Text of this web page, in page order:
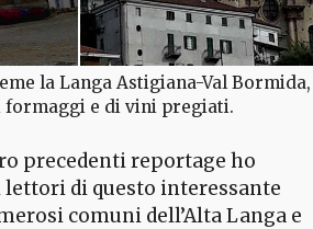
la Langa Astigiana-Val Bormida,
e di vini pregiati.
precedenti reportage ho
lettori di questo interessante
comuni dell’Alta Langa e